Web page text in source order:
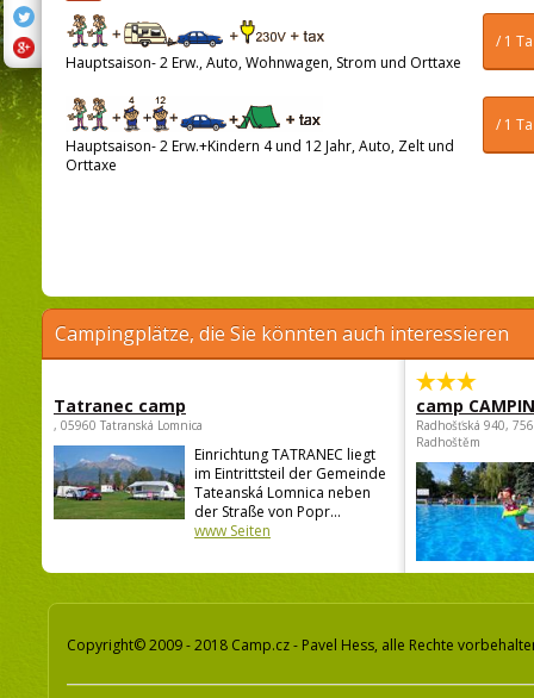
/ 1
Hauptsaison- 2 Erw., Auto, Wohnwagen, Strom und Orttaxe
/ 1
Hauptsaison- 2 Erw.+Kindern 4 und 12 Jahr, Auto, Zelt und
Orttaxe
Campingplätze, die Sie könnten auch interessieren
Tatranec camp
, 05960 Tatranská Lomnica
Einrichtung TATRANEC liegt
im Eintrittsteil der Gemeinde
Tateanská Lomnica neben
der Straße von Popr...
www Seiten
camp
Radhošťská 940,
Radhoštěm
Copyright© 2009 - 2018 Camp.cz - Pavel Hess, alle Rechte